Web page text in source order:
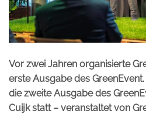
Vor zwei Jahren organisierte
erste Ausgabe des
die zweite Ausgabe des
Cuijk statt – veranstaltet von